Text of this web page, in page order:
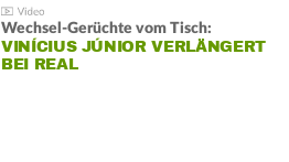
Wechsel-Gerüchte vom Tisch:
VINÍCIUS JÚNIOR VERLÄNGERT
BEI REAL